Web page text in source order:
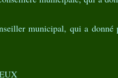
municipal, qui a donné